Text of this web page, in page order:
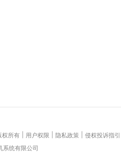
权所有 用户权限 隐私政策 侵权投诉指引
系统有限公司